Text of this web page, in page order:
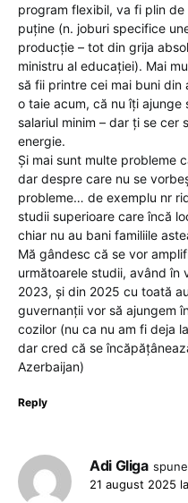
program flexibil, va fi plin
puține (n. joburi specifice
producție – tot din grija
ministru al educației). Mai
să fii printre cei mai buni
o taie acum, că nu îți
salariul minim – dar ți se cer
energie.
Și mai sunt multe probleme
dar despre care nu se
probleme… de exemplu nr
studii superioare care încă
chiar nu au bani familiile
Mă gândesc că se vor
următoarele studii, având în
2023, și din 2025 cu toată
guvernanții vor să ajungem
cozilor (nu ca nu am fi deja
dar cred că se
Azerbaijan)
Reply
Adi Gliga
21 august 2025